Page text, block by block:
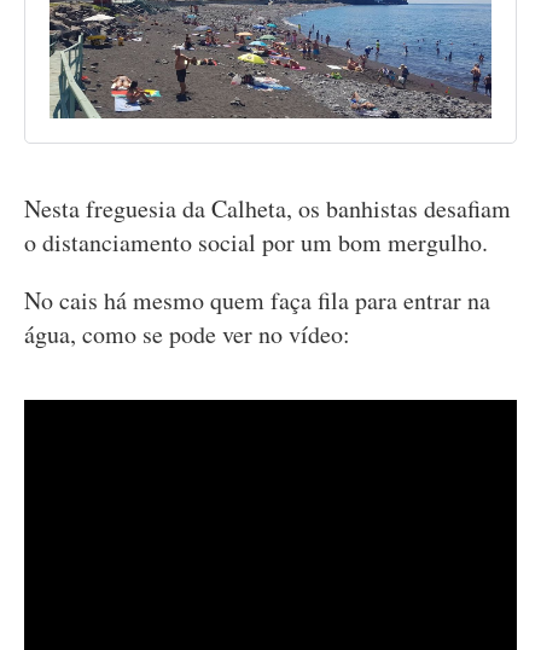
Nesta freguesia da Calheta, os banhistas desafiam
o distanciamento social por um bom mergulho.
No cais há mesmo quem faça fila para entrar na
água, como se pode ver no vídeo: